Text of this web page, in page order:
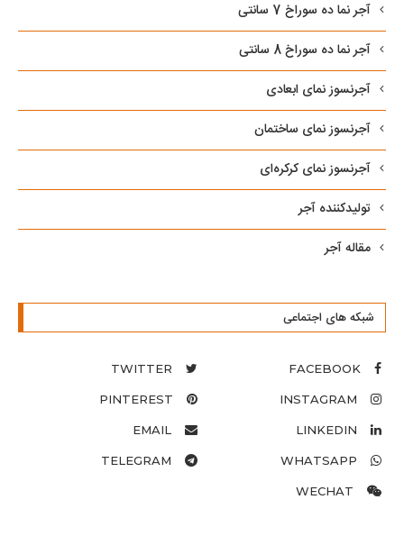
آجر نما ده سوراخ 7 سانتی
آجر نما ده سوراخ 8 سانتی
آجرنسوز نمای ابعادی
آجرنسوز نمای ساختمان
آجرنسوز نمای کرکره‌ای
تولیدکننده آجر
مقاله آجر
شبکه های اجتماعی
FACEBOOK
TWITTER
INSTAGRAM
PINTEREST
LINKEDIN
EMAIL
WHATSAPP
TELEGRAM
WECHAT